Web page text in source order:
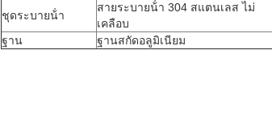
ชุดระบายน้ํา
สายระบายน้ํา 304 สแตนเลส ไม่
เคลือบ
ฐาน
ฐานสกัดอลูมิเนียม